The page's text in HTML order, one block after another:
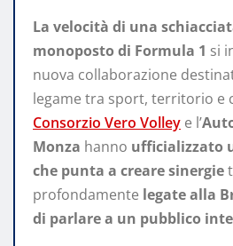
La velocità di una
monoposto di Formula 1 si
nuova collaborazione
legame tra sport, territorio e
Consorzio Vero Volley e l’
Monza hanno ufficializzato
che punta a creare sinergie
profondamente legate alla
di parlare a un pubblico